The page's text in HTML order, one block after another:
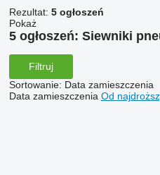
Rezultat: 5 ogłoszeń
Pokaż
5 ogłoszeń: Siewniki
Filtruj
Sortowanie: Data zamieszczenia
Data zamieszczenia Od